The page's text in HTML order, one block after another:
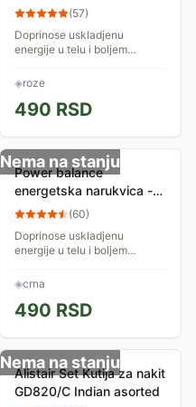
roze
(57)
Doprinose uskladjenu
energije u telu i boljem
celosti. Izradjena je od
medicinskog silikona
◈roze
490 RSD
Nema na stanju
Power balance
energetska narukvica -
crna
(60)
Doprinose uskladjenu
energije u telu i boljem
celosti. Izradjena je od
medicinskog silikona
◈crna
490 RSD
Nema na stanju
Alistair Set Kutija za nakit
GD820/C Indian asorted